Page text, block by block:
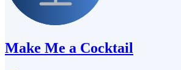
Make Me a Cocktail